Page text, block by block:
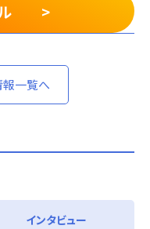
ル >
一覧へ
インタビュー